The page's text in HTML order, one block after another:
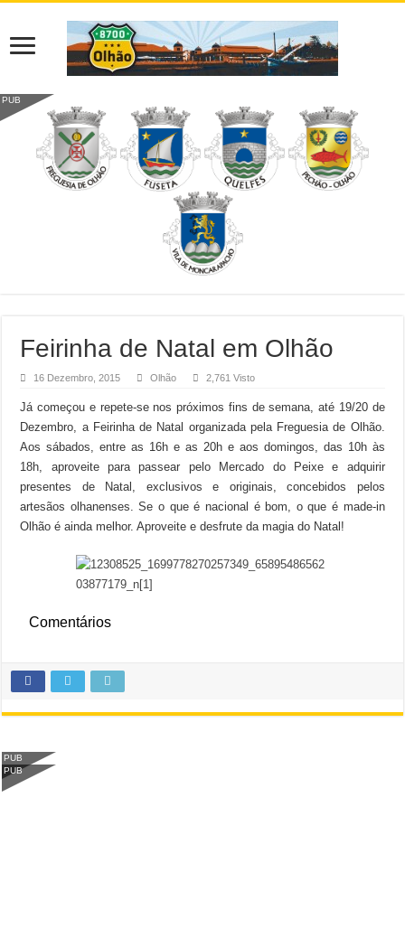
PUB
Feirinha de Natal em Olhão
16 Dezembro, 2015 Olhão 2,761 Visto
Já começou e repete-se nos próximos fins de semana, até 19/20 de
Dezembro, a Feirinha de Natal organizada pela Freguesia de Olhão.
Aos sábados, entre as 16h e as 20h e aos domingos, das 10h às
18h, aproveite para passear pelo Mercado do Peixe e adquirir
presentes de Natal, exclusivos e originais, concebidos pelos
artesãos olhanenses. Se o que é nacional é bom, o que é made-in
Olhão é ainda melhor. Aproveite e desfrute da magia do Natal!
Comentários
PUB
PUB